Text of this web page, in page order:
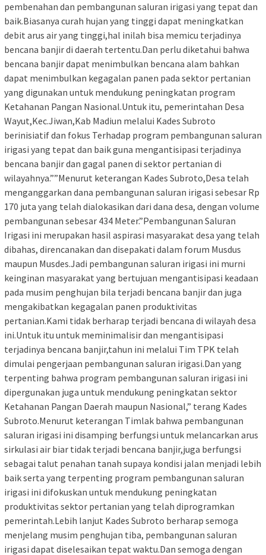
pembenahan dan pembangunan saluran irigasi yang tepat dan
baik.Biasanya curah hujan yang tinggi dapat meningkatkan
debit arus air yang tinggi,hal inilah bisa memicu terjadinya
bencana banjir di daerah tertentu.Dan perlu diketahui bahwa
bencana banjir dapat menimbulkan bencana alam bahkan
dapat menimbulkan kegagalan panen pada sektor pertanian
yang digunakan untuk mendukung peningkatan program
Ketahanan Pangan Nasional.Untuk itu, pemerintahan Desa
Wayut,Kec.Jiwan,Kab Madiun melalui Kades Subroto
berinisiatif dan fokus Terhadap program pembangunan saluran
irigasi yang tepat dan baik guna mengantisipasi terjadinya
bencana banjir dan gagal panen di sektor pertanian di
wilayahnya.””Menurut keterangan Kades Subroto,Desa telah
menganggarkan dana pembangunan saluran irigasi sebesar Rp
170 juta yang telah dialokasikan dari dana desa, dengan volume
pembangunan sebesar 434 Meter.”Pembangunan Saluran
Irigasi ini merupakan hasil aspirasi masyarakat desa yang telah
dibahas, direncanakan dan disepakati dalam forum Musdus
maupun Musdes.Jadi pembangunan saluran irigasi ini murni
keinginan masyarakat yang bertujuan mengantisipasi keadaan
pada musim penghujan bila terjadi bencana banjir dan juga
mengakibatkan kegagalan panen produktivitas
pertanian.Kami tidak berharap terjadi bencana di wilayah desa
ini.Untuk itu untuk meminimalisir dan mengantisipasi
terjadinya bencana banjir,tahun ini melalui Tim TPK telah
dimulai pengerjaan pembangunan saluran irigasi.Dan yang
terpenting bahwa program pembangunan saluran irigasi ini
dipergunakan juga untuk mendukung peningkatan sektor
Ketahanan Pangan Daerah maupun Nasional,” terang Kades
Subroto.Menurut keterangan Timlak bahwa pembangunan
saluran irigasi ini disamping berfungsi untuk melancarkan arus
sirkulasi air biar tidak terjadi bencana banjir,juga berfungsi
sebagai talut penahan tanah supaya kondisi jalan menjadi lebih
baik serta yang terpenting program pembangunan saluran
irigasi ini difokuskan untuk mendukung peningkatan
produktivitas sektor pertanian yang telah diprogramkan
pemerintah.Lebih lanjut Kades Subroto berharap semoga
menjelang musim penghujan tiba, pembangunan saluran
irigasi dapat diselesaikan tepat waktu.Dan semoga dengan